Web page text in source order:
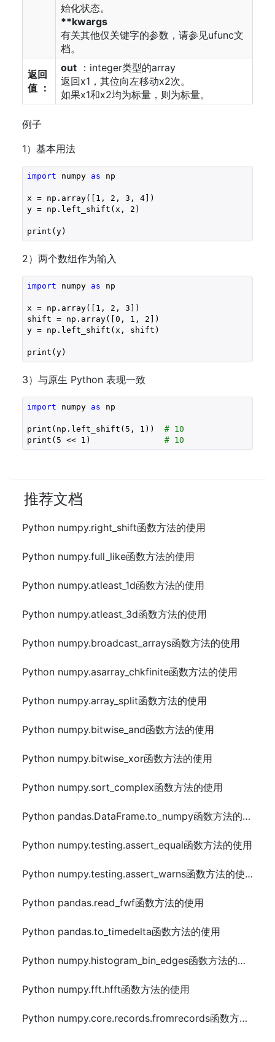
始化状态。
**kwargs
有关其他仅关键字的参数，请参见ufunc文
档。
返回
值 ：
out ：integer类型的array
返回x1，其位向左移动x2次。
如果x1和x2均为标量，则为标量。
例子
1）基本用法
import numpy as np
x = np.array([ 1 , 2 , 3 , 4])
y = np.left_shift(x, 2 )
2）两个数组作为输入
import numpy as np
x = np.array([ 1 , 2 , 3 ])
shift = np.array([0 , 1 , 2 ])
y = np.left_shift(x, shift)
3）与原生 Python 表现一致
import numpy as np
print(np.left_shift( 5 , 1 )) # 10
print( 5 << 1 ) # 10
推荐文档
Python numpy.right_shift函数方法的使用
Python numpy.full_like函数方法的使用
Python numpy.atleast_1d函数方法的使用
Python numpy.atleast_3d函数方法的使用
Python numpy.broadcast_arrays函数方法的使用
Python numpy.asarray_chkfinite函数方法的使用
Python numpy.array_split函数方法的使用
Python numpy.bitwise_and函数方法的使用
Python numpy.bitwise_xor函数方法的使用
Python numpy.sort_complex函数方法的使用
Python pandas.DataFrame.to_numpy函数方法的使用
Python numpy.testing.assert_equal函数方法的使用
Python numpy.testing.assert_warns函数方法的使用
Python pandas.read_fwf函数方法的使用
Python pandas.to_timedelta函数方法的使用
Python numpy.histogram_bin_edges函数方法的使用
Python numpy.fft.hfft函数方法的使用
Python numpy.core.records.fromrecords函数方法的使用